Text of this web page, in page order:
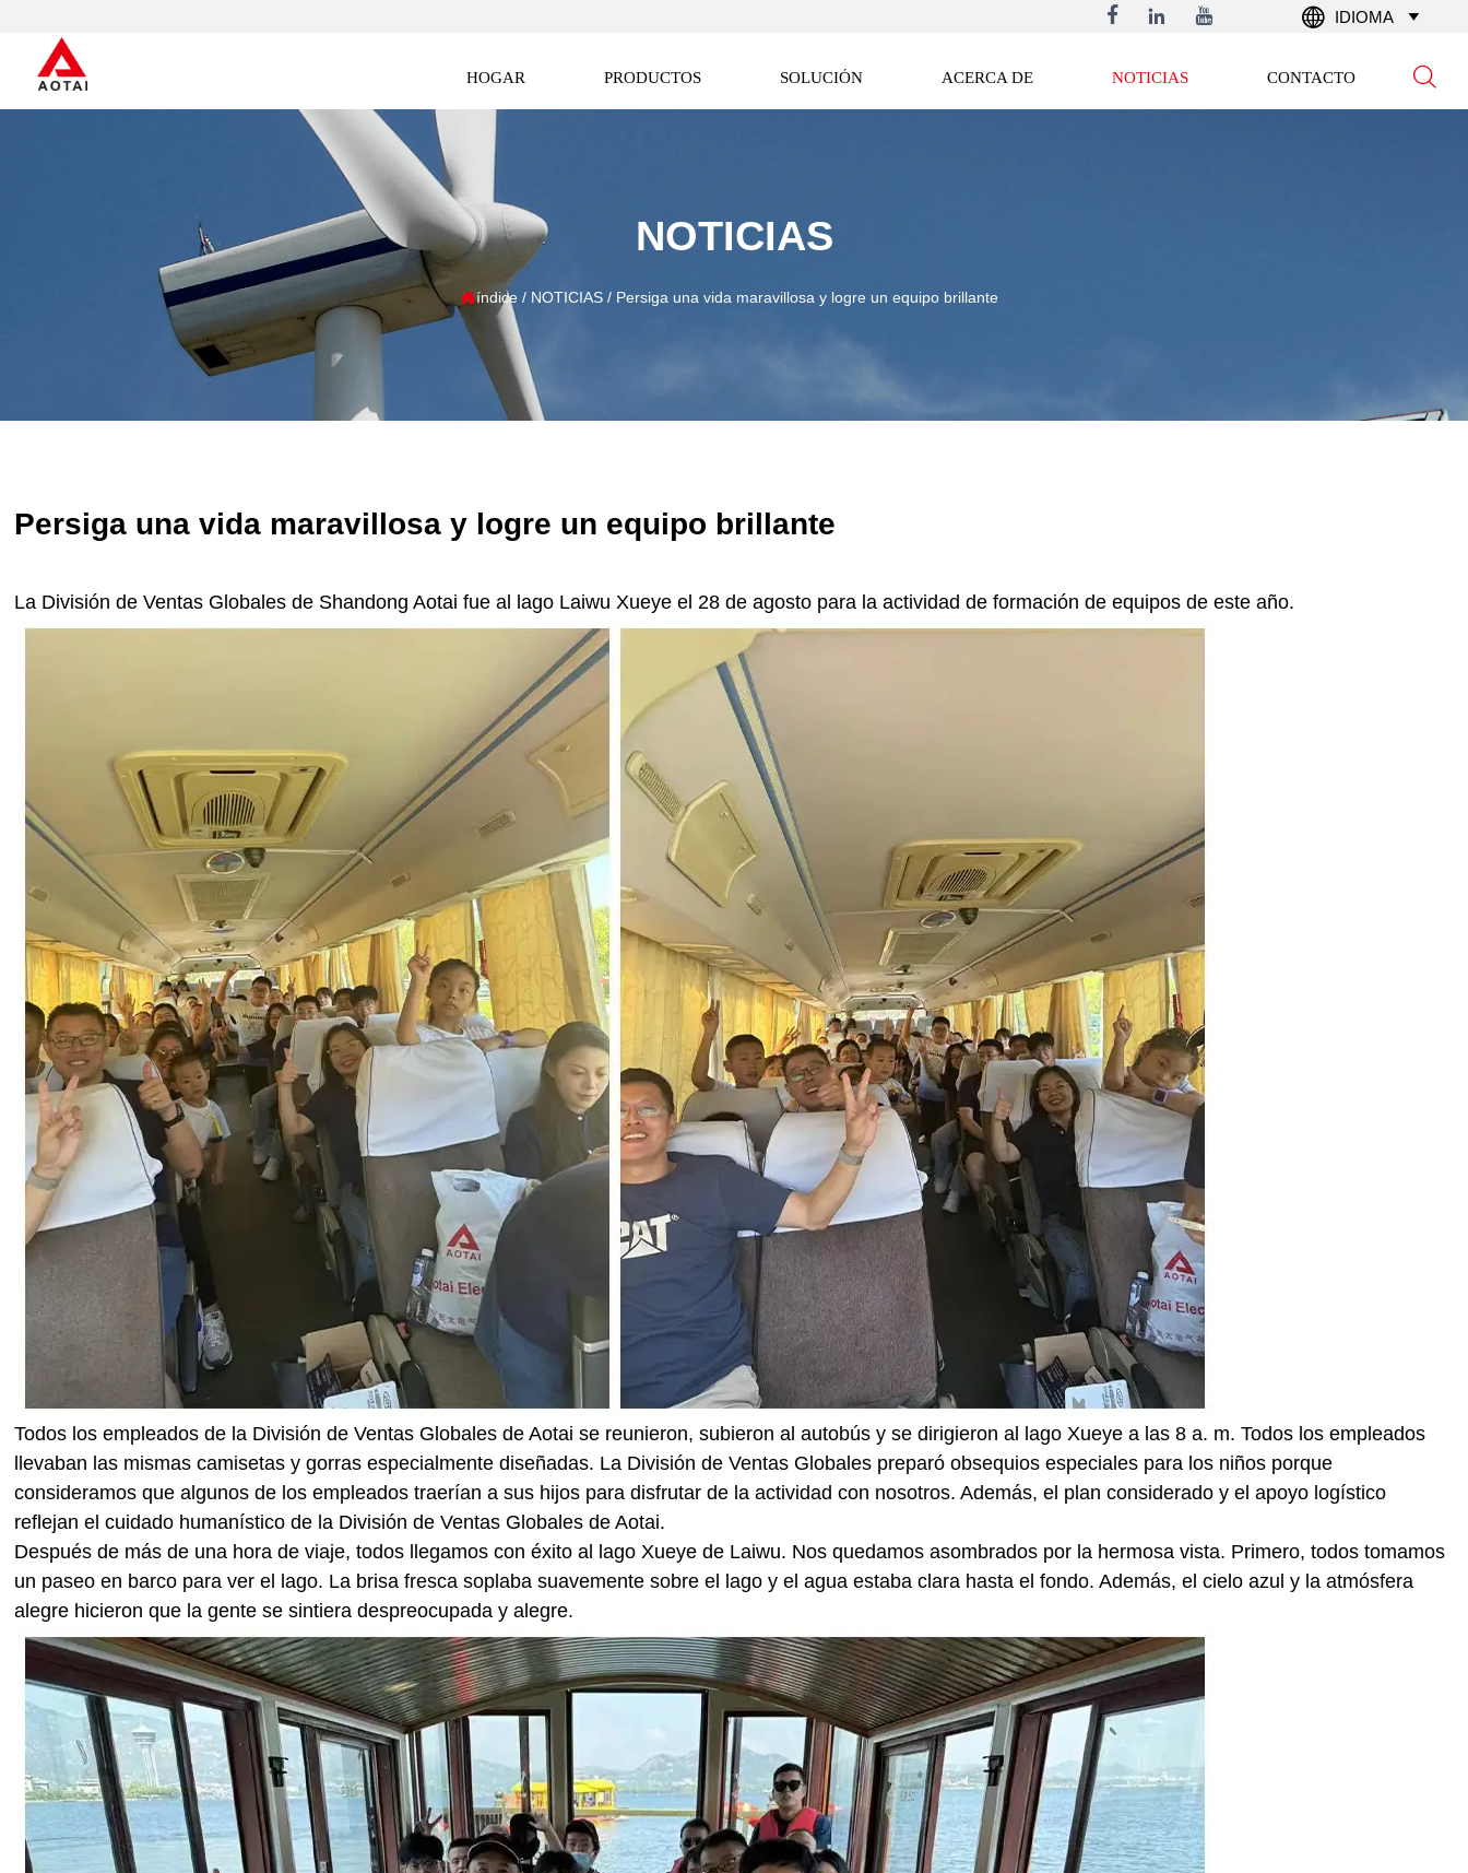
    IDIOMA 
HOGAR PRODUCTOS SOLUCIÓN ACERCA DE NOTICIAS CONTACTO 
NOTICIAS
índice / NOTICIAS / Persiga una vida maravillosa y logre un equipo brillante
Persiga una vida maravillosa y logre un equipo brillante
La División de Ventas Globales de Shandong Aotai fue al lago Laiwu Xueye el 28 de agosto para la actividad de formación de equipos de este año.
Todos los empleados de la División de Ventas Globales de Aotai se reunieron, subieron al autobús y se dirigieron al lago Xueye a las 8 a. m. Todos los empleados
llevaban las mismas camisetas y gorras especialmente diseñadas. La División de Ventas Globales preparó obsequios especiales para los niños porque
consideramos que algunos de los empleados traerían a sus hijos para disfrutar de la actividad con nosotros. Además, el plan considerado y el apoyo logístico
reflejan el cuidado humanístico de la División de Ventas Globales de Aotai.
Después de más de una hora de viaje, todos llegamos con éxito al lago Xueye de Laiwu. Nos quedamos asombrados por la hermosa vista. Primero, todos tomamos
un paseo en barco para ver el lago. La brisa fresca soplaba suavemente sobre el lago y el agua estaba clara hasta el fondo. Además, el cielo azul y la atmósfera
alegre hicieron que la gente se sintiera despreocupada y alegre.